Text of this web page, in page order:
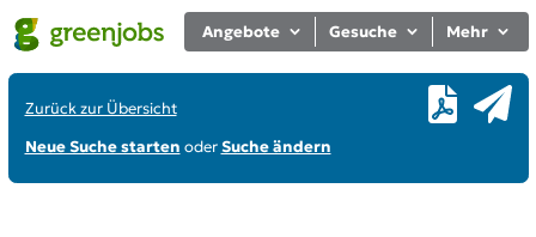
Angebote Gesuche Mehr
Zurück zur Übersicht
Neue Suche starten oderSuche ändern